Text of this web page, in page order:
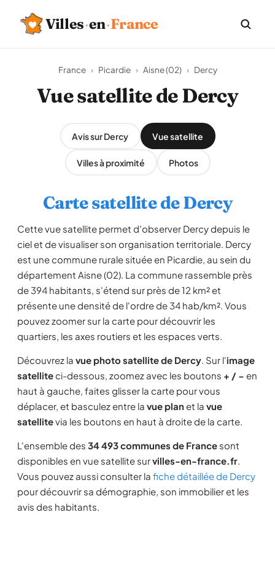
Villes·en·France
France › Picardie › Aisne (02) › Dercy
Vue satellite de Dercy
Avis sur Dercy Vue satellite
Villes à proximité Photos
Carte satellite de Dercy
Cette vue satellite permet d'observer Dercy depuis le
ciel et de visualiser son organisation territoriale. Dercy
est une commune rurale située en Picardie, au sein du
département Aisne (02). La commune rassemble près
de 394 habitants, s'étend sur près de 12 km² et
présente une densité de l'ordre de 34 hab/km². Vous
pouvez zoomer sur la carte pour découvrir les
quartiers, les axes routiers et les espaces verts.
Découvrez la vue photo satellite de Dercy. Sur l'image
satelliteci-dessous, zoomez avec les boutons + / − en
haut à gauche, faites glisser la carte pour vous
déplacer, et basculez entre la vue planet la vue
satellitevia les boutons en haut à droite de la carte.
L'ensemble des 34 493 communes de France sont
disponibles en vue satellite survilles-en-france.fr.
Vous pouvez aussi consulter la fiche détaillée de Dercy
pour découvrir sa démographie, son immobilier et les
avis des habitants.